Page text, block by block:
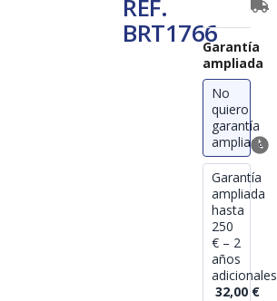
REF.
BRT1766
cantidad
Garantía
ampliada
No
quiero
garantía
ampliada
Garantía
ampliada
hasta
250
€ – 2
años
adicionales
32,00 €